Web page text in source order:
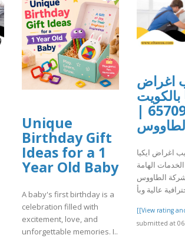
Unique
Birthday Gift
Ideas for a 1
Year Old Baby
A baby's first birthday is a
celebration filled with
excitement, love, and
unforgettable memories. I..
اغراض
بالكويت
65709988 |
اغراض ايكيا
الهامة
شركة الطاووس
[[View rating
submitted at